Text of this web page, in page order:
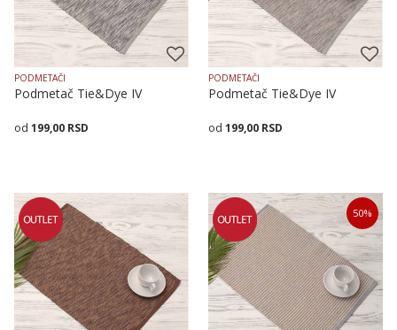
PODMETAČI
Podmetač Tie&Dye IV
199,00 RSD
Dodaj u korpu
PODMETAČI
Podmetač Tie&Dye IV
199,00 RSD
Dodaj u korpu
50%